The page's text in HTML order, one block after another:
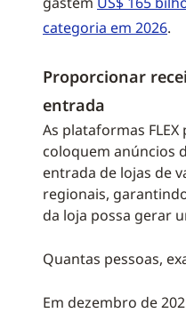
categoria em 2026.
Proporcionar
entrada
As plataformas
coloquem anúncios
entrada de lojas de
regionais,
da loja possa gerar
Quantas pessoas,
Em dezembro de